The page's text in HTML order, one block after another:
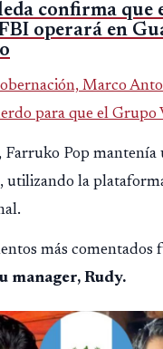
confirma que
operará en
Marco
para que el Grupo
a partir de julio,
anterior del
Pop mantenía
utilizando la
más comentados
manager, Rudy.